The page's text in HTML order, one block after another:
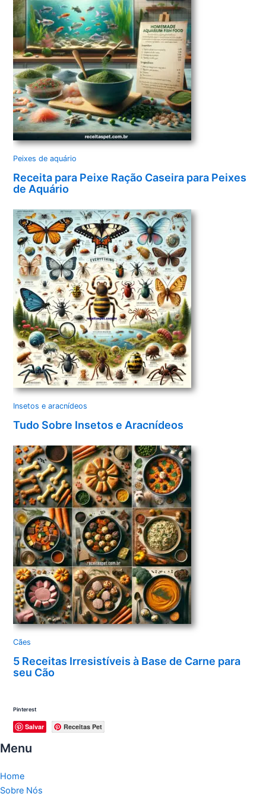
Peixes de aquário
Receita para Peixe Ração Caseira para Peixes
de Aquário
Insetos e aracnídeos
Tudo Sobre Insetos e Aracnídeos
Cães
5 Receitas Irresistíveis à Base de Carne para
seu Cão
Pinterest
Salvar Receitas Pet
Menu
Home
Sobre Nós